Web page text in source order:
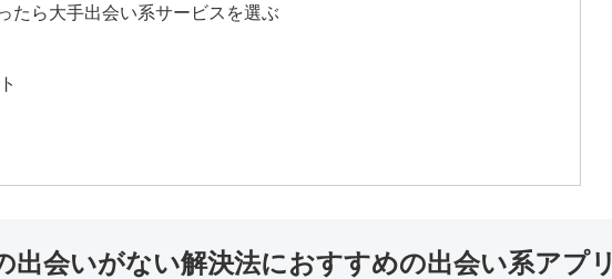
たら大手出会い系サービスを選ぶ
出会いがない解決法におすすめの出会い系アプリ